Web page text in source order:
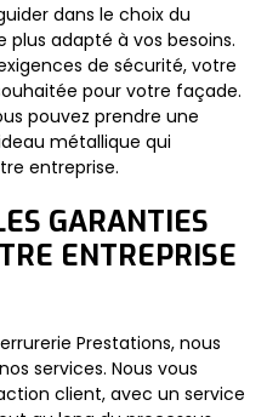
dans le choix du
adapté à vos besoins.
de sécurité, votre
pour votre façade.
pouvez prendre une
métallique qui
entreprise.
GARANTIES
ENTREPRISE
Prestations, nous
services. Nous vous
client, avec un service